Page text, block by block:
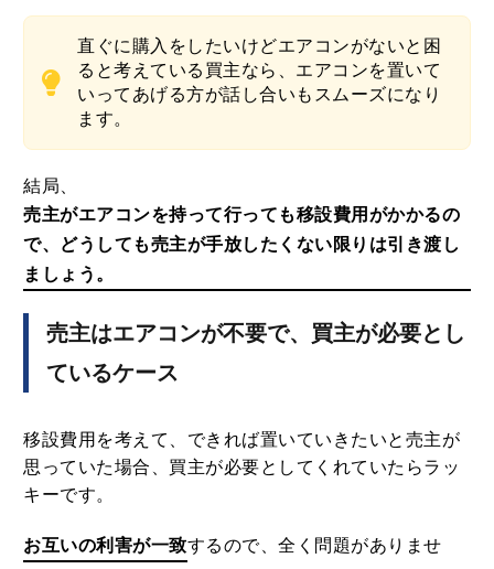
直ぐに購入をしたいけどエアコンがないと困
ると考えている買主なら、エアコンを置いて
いってあげる方が話し合いもスムーズになり
ます。
結局、
売主がエアコンを持って行っても移設費用がかかるの
で、どうしても売主が手放したくない限りは引き渡し
ましょう。
売主はエアコンが不要で、買主が必要とし
ているケース
移設費用を考えて、できれば置いていきたいと売主が
思っていた場合、買主が必要としてくれていたらラッ
キーです。
お互いの利害が一致するので、全く問題がありませ